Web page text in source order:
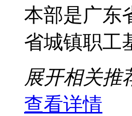
本部是广东
省城镇职工
展开相关推
查看详情